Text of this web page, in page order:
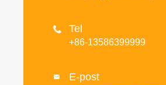
 Tel
+86-13586399999
 E-post